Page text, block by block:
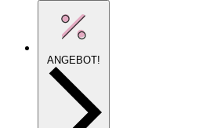
ANGEBOT!